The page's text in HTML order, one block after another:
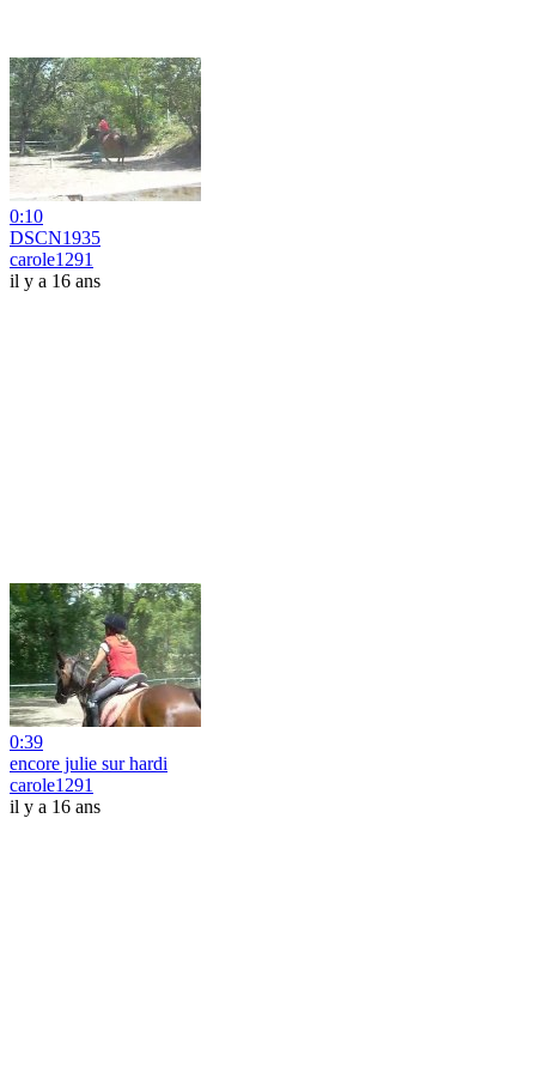
0:10
DSCN1935
carole1291
il y a 16 ans
0:39
encore julie sur hardi
carole1291
il y a 16 ans